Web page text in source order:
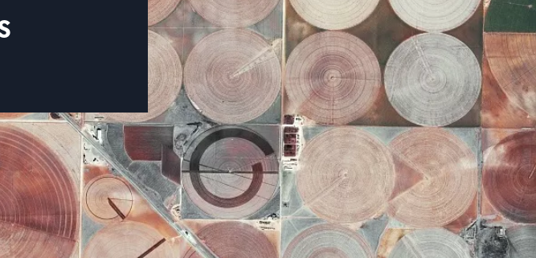
© CNES/Distribution Airbus DS, 2012
€, les données sont disponibles sur la